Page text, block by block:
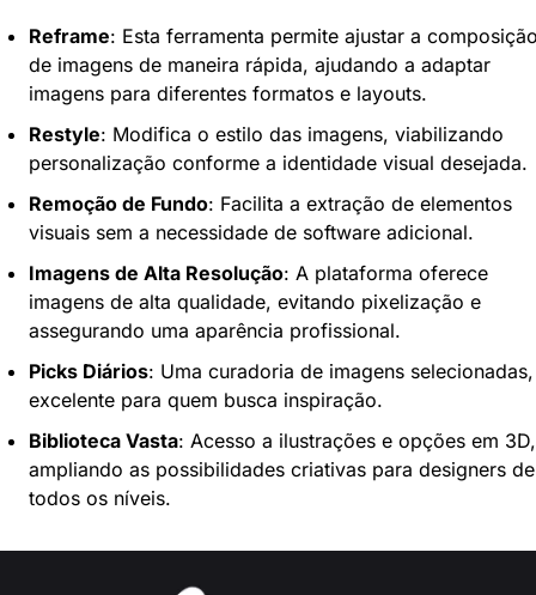
Reframe: Esta ferramenta permite ajustar a
de imagens de maneira rápida, ajudando a adaptar
imagens para diferentes formatos e layouts.
Restyle: Modifica o estilo das imagens, viabilizando
personalização conforme a identidade visual desejada.
Remoção de Fundo: Facilita a extração de elementos
visuais sem a necessidade de software adicional.
Imagens de Alta Resolução: A plataforma oferece
imagens de alta qualidade, evitando pixelização e
assegurando uma aparência profissional.
Picks Diários: Uma curadoria de imagens selecionadas,
excelente para quem busca inspiração.
Biblioteca Vasta: Acesso a ilustrações e opções em 3D,
ampliando as possibilidades criativas para designers de
todos os níveis.